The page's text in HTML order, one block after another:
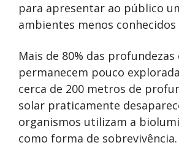
para apresentar ao público
ambientes menos
Mais de 80% das profundezas
permanecem pouco
cerca de 200 metros de
solar praticamente
organismos utilizam a
como forma de sobrevivência.